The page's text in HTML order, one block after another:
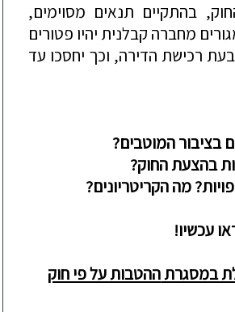
בהתקיים תנאים מסוימים,
מחברה קבלנית יהיו פטורים
רכישת הדירה, וכך יחסכו עד
בציבור המוטבים?
בהצעת החוק?
מה הקריטריונים?
עכשיו!
במסגרתההטבות על פי חוק